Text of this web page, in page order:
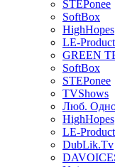
STEPonee
SoftBox
HighHopes
LE-
GREEN
SoftBox
STEPonee
TVShows
Люб.
HighHopes
LE-
DubLik.Tv